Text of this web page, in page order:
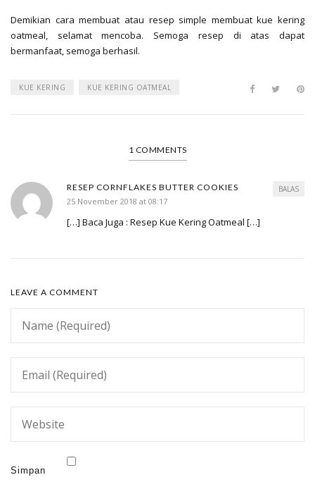
Demikian cara membuat atau resep simple membuatkue kering
oatmeal, selamat mencoba. Semoga resep di atas dapat
bermanfaat, semoga berhasil.
KUE KERING KUE KERING OATMEAL
1 COMMENTS
RESEP CORNFLAKES BUTTER COOKIES
25 November 2018 at 08:17
[…] Baca Juga : Resep Kue Kering Oatmeal […]
BALAS
LEAVE A COMMENT
Simpan